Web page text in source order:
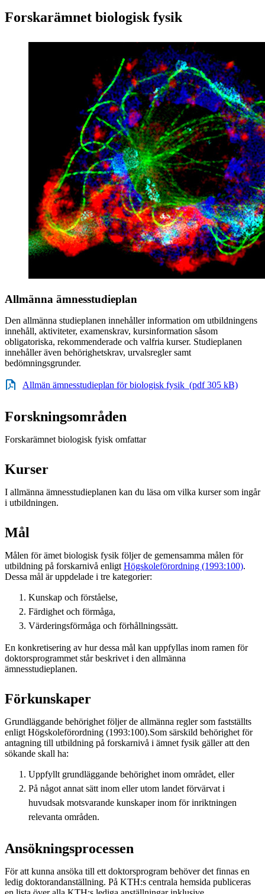
Forskarämnet biologisk fysik
Allmänna ämnesstudieplan
Den allmänna studieplanen innehåller information om utbildningens
innehåll, aktiviteter, examenskrav, kursinformation såsom
obligatoriska, rekommenderade och valfria kurser. Studieplanen
innehåller även behörighetskrav, urvalsregler samt
bedömningsgrunder.
Allmän ämnesstudieplan för biologisk fysik (pdf 305 kB)
Forskningsområden
Forskarämnet biologisk fyisk omfattar
Kurser
I allmänna ämnesstudieplanen kan du läsa om vilka kurser som ingår
i utbildningen.
Mål
Målen för ämet biologisk fysik följer de gemensamma målen för
utbildning på forskarnivå enligt Högskoleförordning (1993:100).
Dessa mål är uppdelade i tre kategorier:
Kunskap och förståelse,
Färdighet och förmåga,
Värderingsförmåga och förhållningssätt.
En konkretisering av hur dessa mål kan uppfyllas inom ramen för
doktorsprogrammet står beskrivet i den allmänna
ämnesstudieplanen.
Förkunskaper
Grundläggande behörighet följer de allmänna regler som fastställts
enligt Högskoleförordning (1993:100).Som särskild behörighet för
antagning till utbildning på forskarnivå i ämnet fysik gäller att den
sökande skall ha:
Uppfyllt grundläggande behörighet inom området, eller
På något annat sätt inom eller utom landet förvärvat i
huvudsak motsvarande kunskaper inom för inriktningen
relevanta områden.
Ansökningsprocessen
För att kunna ansöka till ett doktorsprogram behöver det finnas en
ledig doktorandanställning. På KTH:s centrala hemsida publiceras